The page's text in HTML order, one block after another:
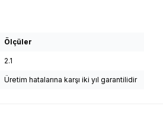
Ölçüler
2.1
Üretim hatalarına karşı iki yıl garantilidir